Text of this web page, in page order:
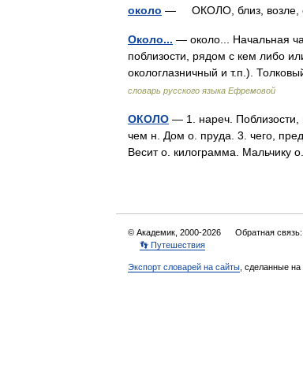
около — ОКОЛО, близ, возле,
Около... — около... Начальная
поблизости, рядом с кем либо
окологлазничный и т.п.).
словарь русского языка Ефремовой
ОКОЛО — 1. нареч. Поблизости,
чем н. Дом о. пруда. 3. чего,
Весит о. килограмма.
© Академик, 2000-2026 Обратная связь:
👣 Путешествия
Экспорт словарей на сайты , сделанные на